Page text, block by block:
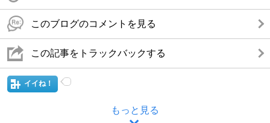
このブログのコメントを見る
この記事をトラックバックする
イイね！
もっと見る